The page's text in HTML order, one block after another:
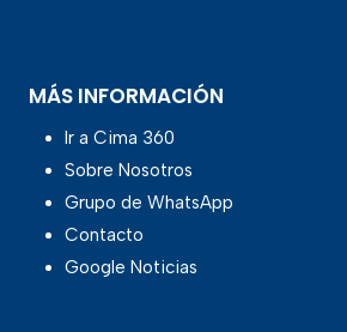
MÁS INFORMACIÓN
Ir a Cima 360
Sobre Nosotros
Grupo de WhatsApp
Contacto
Google Noticias